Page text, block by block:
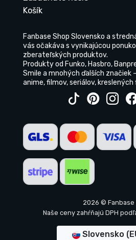
Košík
Fanbase Shop Slovensko a
vás očakáva s vynikajúcou
zberateľských produktov.
Produkty od Funko, Hasbro,
Smile a mnohých ďalších značiek
anime, filmov, seriálov, kreslených
2026 © Fanbase
Naše ceny zahŕňajú DPH
Slovensko